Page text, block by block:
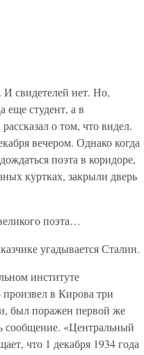
И свидетелей нет. Но,
еще студент, а в
о том, что видел.
вечером. Однако когда
поэта в коридоре,
куртках, закрыли дверь
поэта…
угадывается Сталин.
институте
в Кирова три
был поражен первой же
сообщение. «Центральный
что 1 декабря 1934 года